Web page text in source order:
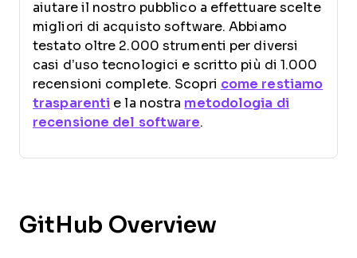
aiutare il nostro pubblico a effettuare scelte
migliori di acquisto software. Abbiamo
testato oltre 2.000 strumenti per diversi
casi d’uso tecnologici e scritto più di 1.000
recensioni complete. Scopri come restiamo
trasparenti e la nostra metodologia di
recensione del software.
GitHub Overview